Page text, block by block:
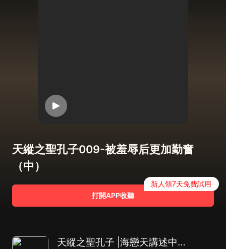
天縱之聖孔子009-被羞辱后更加勤奮
（中）
打開APP收聽
新人領7天免費試用
天縱之聖孔子 |海戀天講述中國歷史上第一大聖人